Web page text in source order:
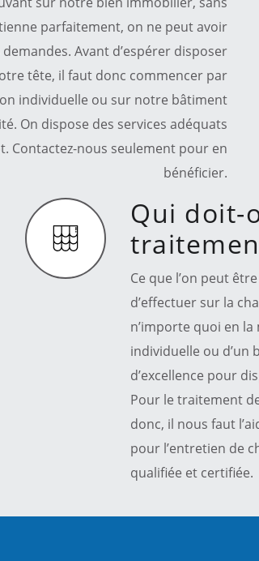
parfaitement, on ne peut avoir
Avant d’espérer disposer
tête, il faut donc commencer par
individuelle ou sur notre bâtiment
On dispose des services adéquats
Contactez-nous seulement pour en
bénéficier.
Qui doit-
Ce que l’on peut
d’effectuer sur la
n’importe quoi en
individuelle ou d’un
d’excellence pour
Pour le traitement
donc, il nous faut
pour l’entretien de
qualifiée et certifiée.